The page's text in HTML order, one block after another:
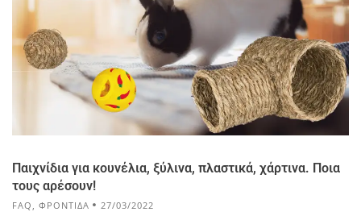
Παιχνίδια για κουνέλια, ξύλινα, πλαστικά, χάρτινα. Ποια
τους αρέσουν!
FAQ , ΦΡΟΝΤΙΔΑ 27/03/2022